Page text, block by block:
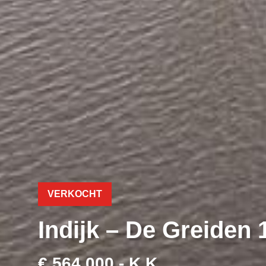
VERKOCHT
Indijk – De Greiden